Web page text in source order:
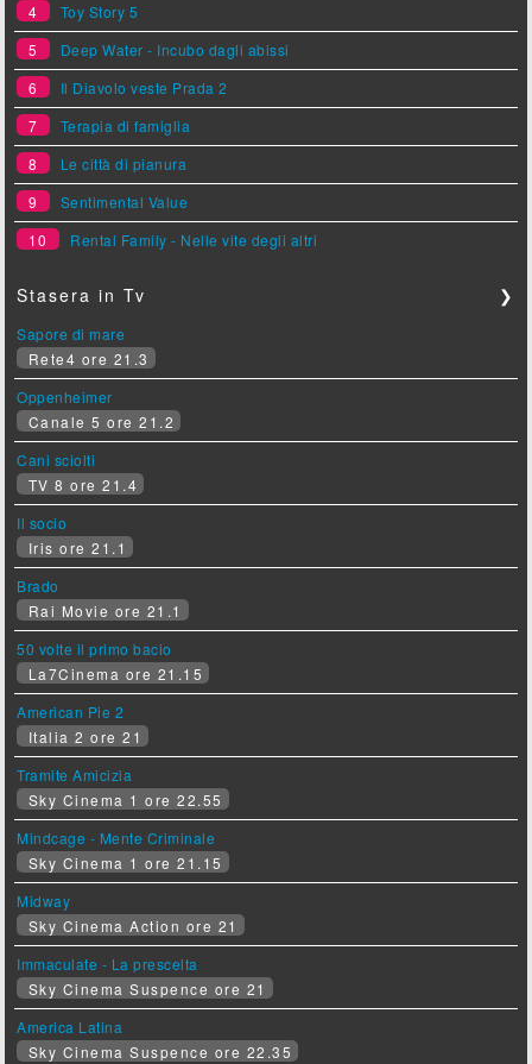
4
Toy Story 5
5
Deep Water - Incubo dagli abissi
6
Il Diavolo veste Prada 2
7
Terapia di famiglia
8
Le città di pianura
9
Sentimental Value
10
Rental Family - Nelle vite degli altri
Stasera in Tv ❯
Sapore di mare
Rete4 ore 21.3
Oppenheimer
Canale 5 ore 21.2
Cani sciolti
TV 8 ore 21.4
Il socio
Iris ore 21.1
Brado
Rai Movie ore 21.1
50 volte il primo bacio
La7Cinema ore 21.15
American Pie 2
Italia 2 ore 21
Tramite Amicizia
Sky Cinema 1 ore 22.55
Mindcage - Mente Criminale
Sky Cinema 1 ore 21.15
Midway
Sky Cinema Action ore 21
Immaculate - La prescelta
Sky Cinema Suspence ore 21
America Latina
Sky Cinema Suspence ore 22.35